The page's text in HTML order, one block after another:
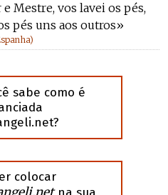
e Mestre, vos lavei os pés,
pés uns aos outros»
sabe como é
colocar